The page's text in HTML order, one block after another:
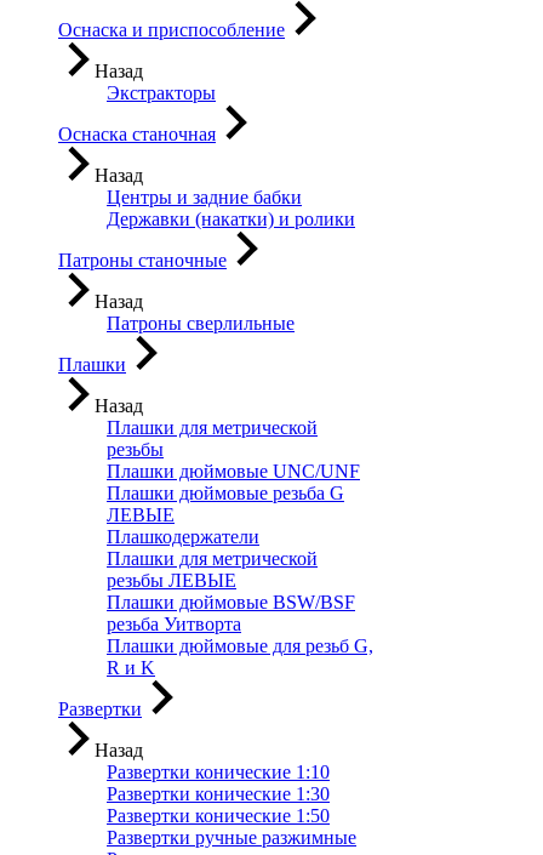
Оснаска и приспособление
Назад
Экстракторы
Оснаска станочная
Назад
Центры и задние бабки
Державки (накатки) и ролики
Патроны станочные
Назад
Патроны сверлильные
Плашки
Назад
Плашки для метрической
резьбы
Плашки дюймовые UNC/UNF
Плашки дюймовые резьба G
ЛЕВЫЕ
Плашкодержатели
Плашки для метрической
резьбы ЛЕВЫЕ
Плашки дюймовые BSW/BSF
резьба Уитворта
Плашки дюймовые для резьб G,
R и K
Развертки
Назад
Развертки конические 1:10
Развертки конические 1:30
Развертки конические 1:50
Развертки ручные разжимные